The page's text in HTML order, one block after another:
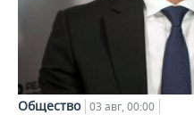
Общество 03 авг, 00:00